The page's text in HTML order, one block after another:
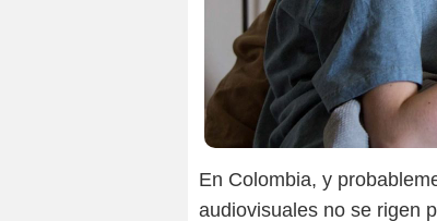
En Colombia, y
audiovisuales no se rigen